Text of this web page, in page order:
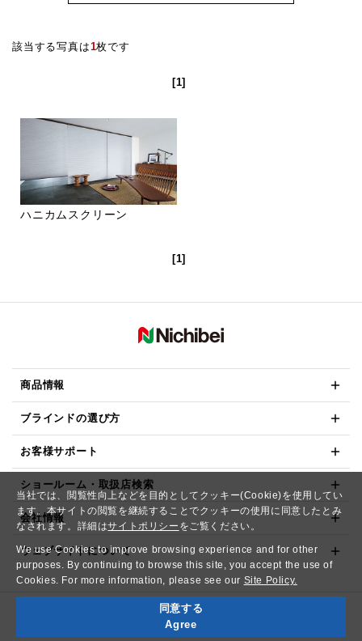
当社では、閲覧性向上などを目的としてクッキー(Cookie)を使用してい
ます。本サイトの閲覧を継続することでクッキーの使用に同意したとみ
なされます。詳細はサイトポリシー をご覧ください。
We use Cookies to improve browsing experience and for other
purposes. By continuing to browse this site, you accept the use of
Cookies. For more information, please see our Site Policy.
同意する
Agree
該当する写真は1枚です
[1]
ハニカムスクリーン
[1]
商品情報
ブラインドの選び方
お客様サポート
ショールーム・取扱店検索
会社情報
ウェブサイトについて
Copyright© NICHIBEI CO.,LTD. All Rights Reserved.